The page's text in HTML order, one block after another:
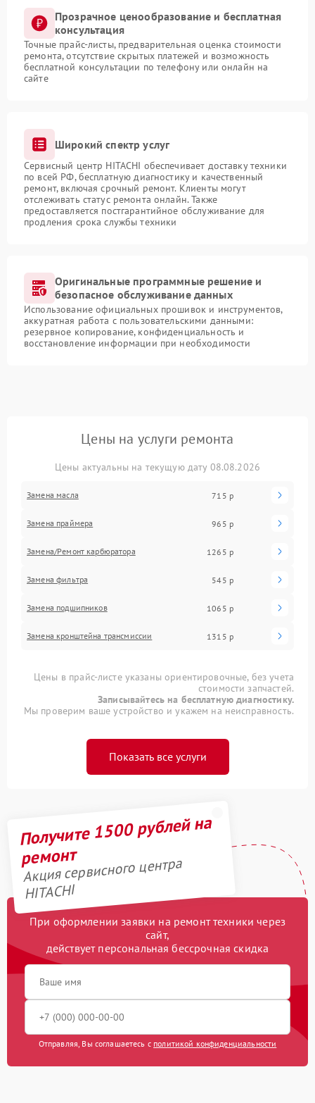
Прозрачное ценообразование и бесплатная
консультация
Точные прайс-листы, предварительная оценка стоимости
ремонта, отсутствие скрытых платежей и возможность
бесплатной консультации по телефону или онлайн на
сайте
Широкий спектр услуг
Сервисный центр HITACHI обеспечивает доставку техники
по всей РФ, бесплатную диагностику и качественный
ремонт, включая срочный ремонт. Клиенты могут
отслеживать статус ремонта онлайн. Также
предоставляется постгарантийное обслуживание для
продления срока службы техники
Оригинальные программные решение и
безопасное обслуживание данных
Использование официальных прошивок и инструментов,
аккуратная работа с пользовательскими данными:
резервное копирование, конфиденциальность и
восстановление информации при необходимости
Цены на услуги ремонта
Цены актуальны на текущую дату 08.08.2026
Замена масла 715 р
Замена праймера 965 р
Замена/Pемонт карбюратора 1265 р
Замена фильтра 545 р
Замена подшипников 1065 р
Замена кронштейна трансмиссии 1315 р
Цены в прайс-листе указаны ориентировочные, без учета
стоимости запчастей.
Записывайтесь на бесплатную диагностику.
Мы проверим ваше устройство и укажем на неисправность.
Показать все услуги
Получите 1500 рублей на
ремонт
Акция сервисного центра
HITACHI
При оформлении заявки на ремонт техники через
сайт,
действует персональная бессрочная скидка
Отправляя, Вы соглашаетесь с политикой конфиденциальности